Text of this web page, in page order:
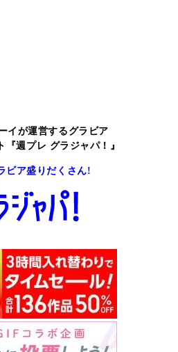
イが運営するグラビア
『週プレ グラジャパ！』
ビア盛りだくさん!